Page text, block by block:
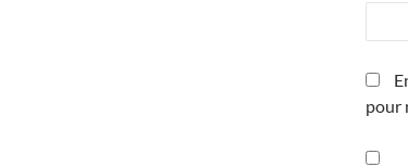
pour